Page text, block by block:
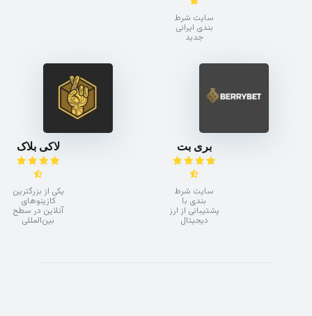
سایت شرط
بندی ایرانی
جدید
بری بت
سایت شرط
بندی با
پشتیبانی از ارز
دیجیتال
لاکی بلاک
یکی از بزرگترین
کازینوهای
آنلاین در سطح
بین‌المللی